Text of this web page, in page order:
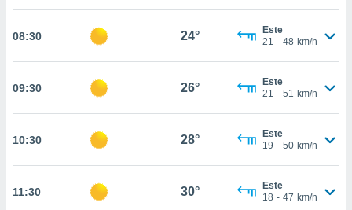
coste.
a la
todas
nuestros
nos
análisis
CONFIGURACIÓN
08:30 24°
Este
21 - 48 km/h
09:30 26°
Este
21 - 51 km/h
10:30 28°
Este
19 - 50 km/h
11:30 30°
Este
18 - 47 km/h